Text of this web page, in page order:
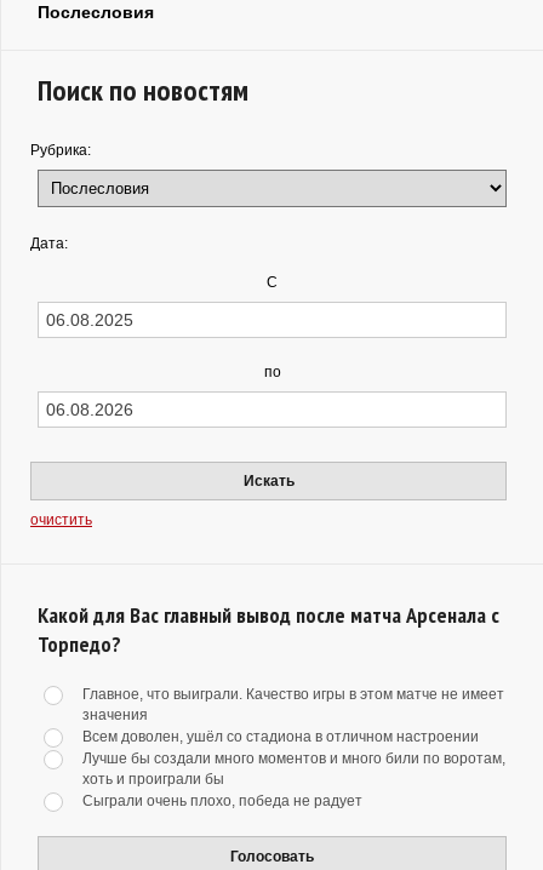
Послесловия
Поиск по новостям
Рубрика:
Дата:
С
по
Искать
очистить
Какой для Вас главный вывод после матча Арсенала с
Торпедо?
Главное, что выиграли. Качество игры в этом матче не имеет
значения
Всем доволен, ушёл со стадиона в отличном настроении
Лучше бы создали много моментов и много били по воротам,
хоть и проиграли бы
Сыграли очень плохо, победа не радует
Голосовать